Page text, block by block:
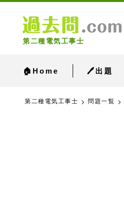
第二種電気工事士
🏠Home 🖊出題
第二種電気工事士 問題一覧